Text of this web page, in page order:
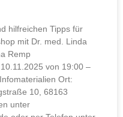
hilfreichen Tipps für
mit Dr. med. Linda
Remp
von 19:00 –
Ort:
10, 68163
unter